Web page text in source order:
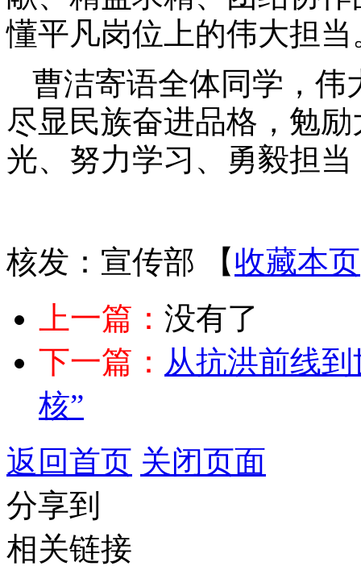
懂平凡岗位上的伟大担
曹洁寄语全体同学，伟
尽显民族奋进品格，勉
光、努力学习、勇毅担
核发：宣传部 【收藏本页
上一篇： 没有了
下一篇： 从抗洪前线
核”
返回首页 关闭页面
分享到
相关链接